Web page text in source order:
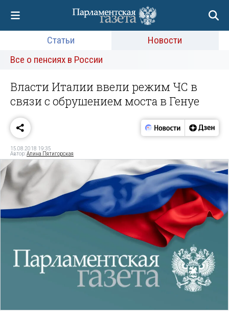
Статьи
Новости
Все о пенсиях в России
Власти Италии ввели режим ЧС в
связи с обрушением моста в Генуе
15.08.2018 19:35
Автор:Алина Пятигорская